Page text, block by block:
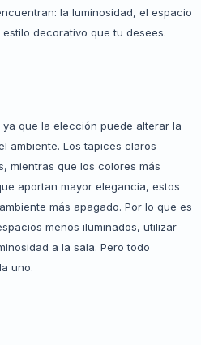
la luminosidad, el espacio
decorativo que tu desees.
que la elección puede alterar la
ambiente. Los tapices claros
mientras que los colores más
aportan mayor elegancia, estos
más apagado. Por lo que es
menos iluminados, utilizar
a la sala. Pero todo
uno.